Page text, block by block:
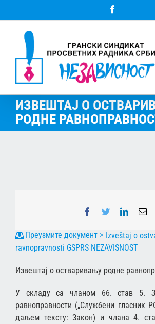
to
ИЗВЕШТАЈ О
РОДНЕ
Facebook
TwitterLinkedIn
Izveštaj o
ravnopravnosti GSPRS NEZAVISNOST
Извештај о остваривању родне
У складу са чланом 66. став 5.
равноправности („Службени гласник
даљем тексту: Закон) и члана 4.